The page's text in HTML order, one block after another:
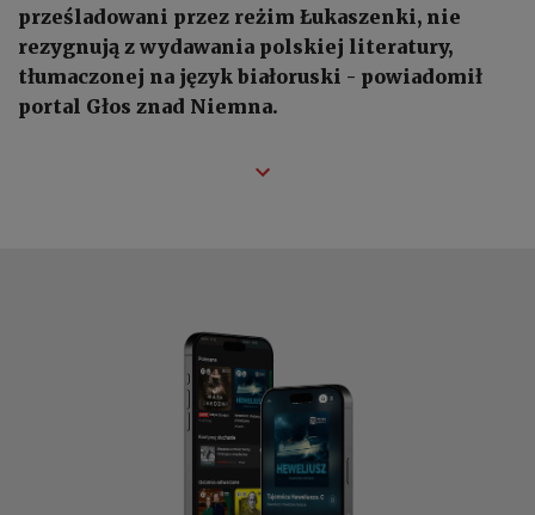
prześladowani przez reżim Łukaszenki, nie
rezygnują z wydawania polskiej literatury,
tłumaczonej na język białoruski - powiadomił
portal Głos znad Niemna.